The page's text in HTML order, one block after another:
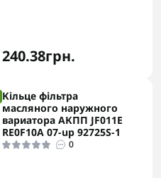
240.38грн.
Кільце фільтра
масляного наружного
вариатора АКПП JF011E
RE0F10A 07-up 92725S-1
0